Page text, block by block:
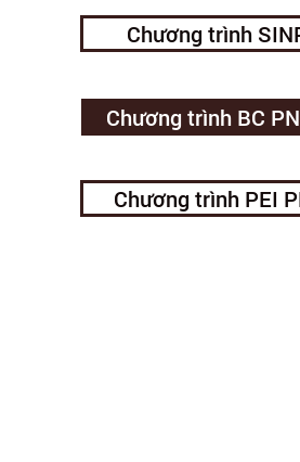
Chương trình
Chương trình BC
Chương trình PEI